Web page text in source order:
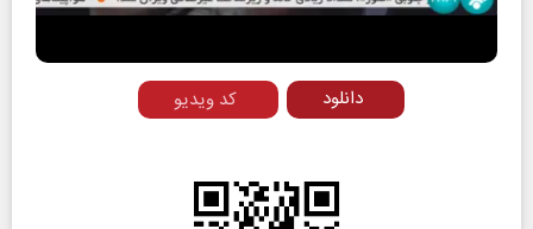
Video
کد ویدیو دانلود